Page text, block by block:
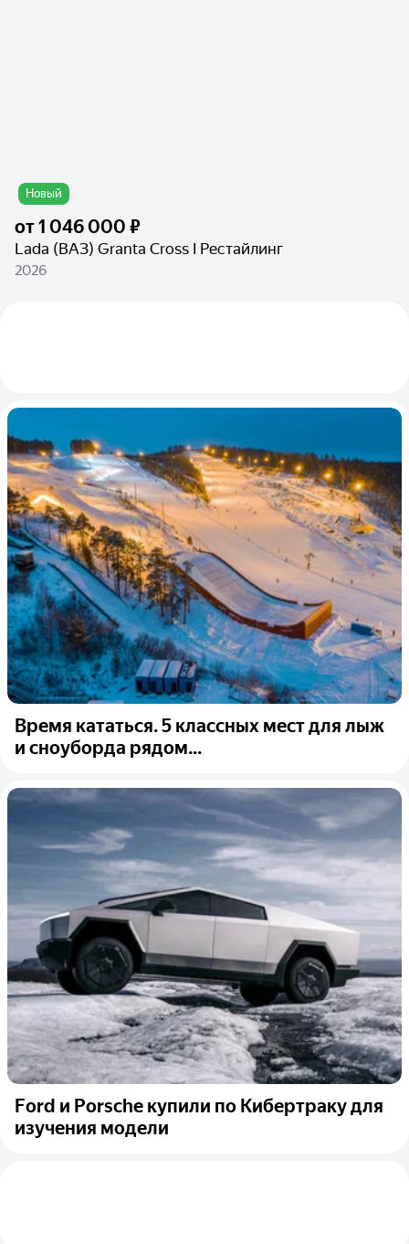
Новый
от1 046 000 ₽
Lada (ВАЗ) Granta Cross I Рестайлинг
2026
Время кататься. 5 классных мест для лыж
и сноуборда рядом...
Ford и Porsche купили по Кибертраку для
изучения модели